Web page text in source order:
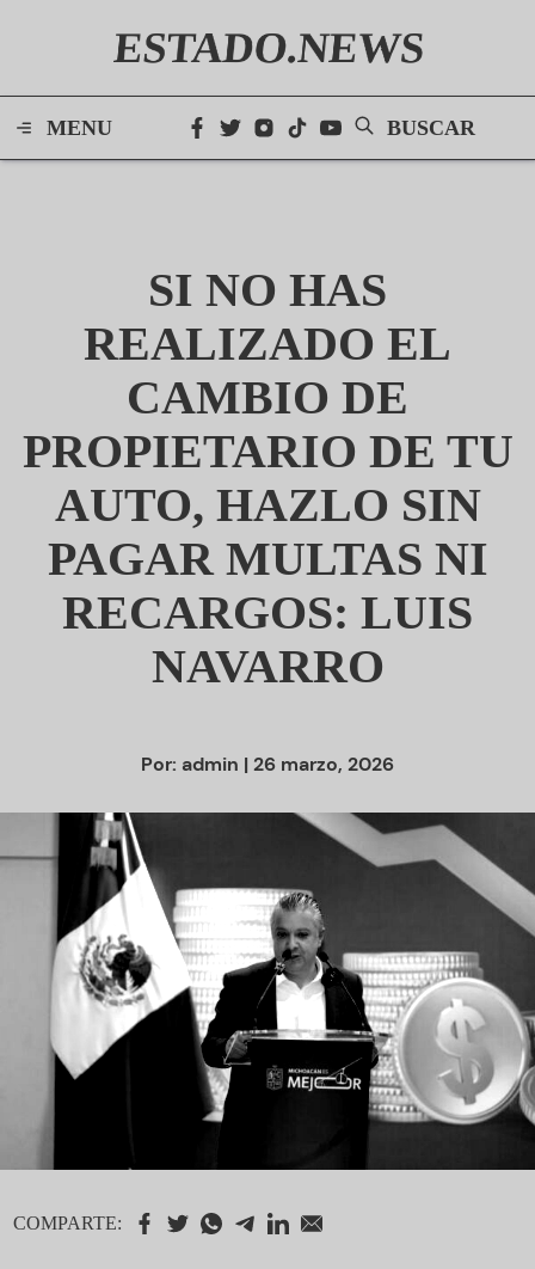
ESTADO.NEWS
MENU BUSCAR
SI NO HAS
REALIZADO EL
CAMBIO DE
PROPIETARIO DE TU
AUTO, HAZLO SIN
PAGAR MULTAS NI
RECARGOS: LUIS
NAVARRO
Por: admin | 26 marzo, 2026
COMPARTE: